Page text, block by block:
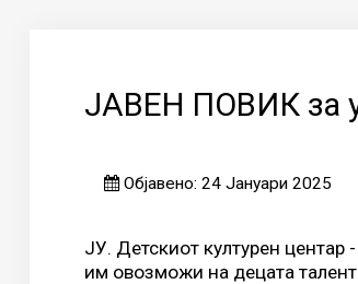
ЈАВЕН ПОВИК за
Објавено: 24 Јануари 2025
ЈУ. Детскиот културен центар
им овозможи на децата